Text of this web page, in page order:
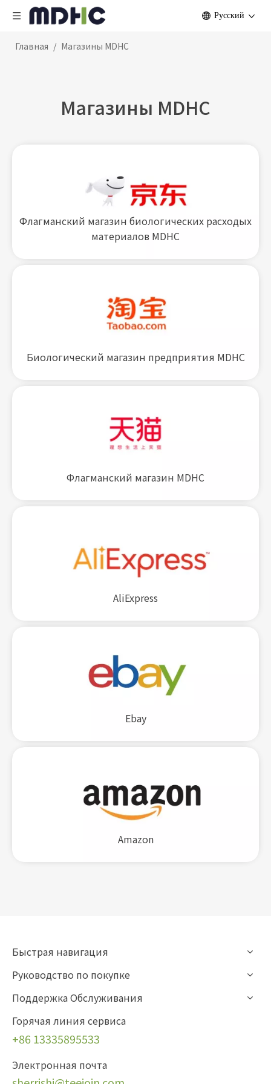
Pусский
Главная / Магазины MDHC
Магазины MDHC
Флагманский магазин биологических расходых
материалов MDHC
Биологический магазин предприятия MDHC
Флагманский магазин MDHC
AliExpress
Ebay
Amazon
Быстрая навигация
Руководство по покупке
Поддержка Обслуживания
Горячая линия сервиса
+86 13335895533
Электронная почта